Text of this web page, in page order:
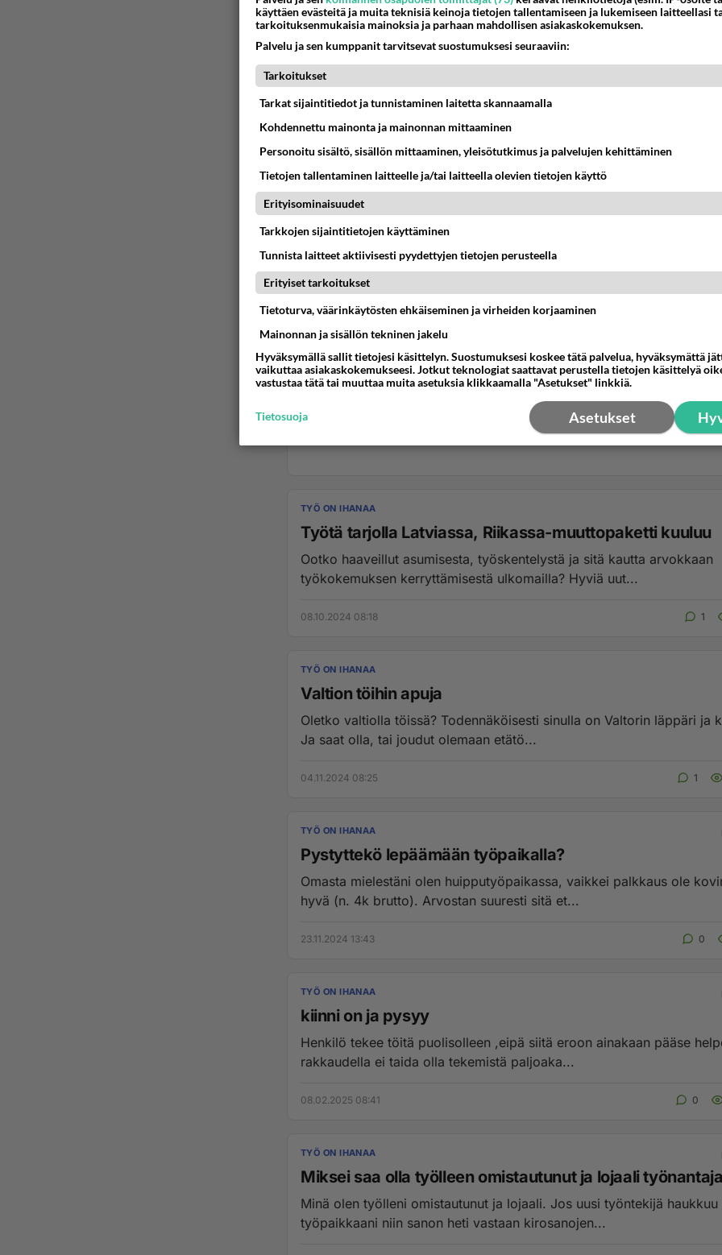
TYÖ ON IHANAA
Työpaikassa arvostetaan
Olin vuosia töissä, jossa ei arvostettu ollenkaan osaamista, ja
henkilöitä naaman perusteella. Yriti...
09.06.2026 03:01
TYÖ ON IHANAA
Työtä tarjolla Latviassa, Riikassa-muuttopaketti kuuluu
Ootko haaveillut asumisesta, työskentelystä ja sitä kautta arvokkaan
työkokemuksen kerryttämisestä ulkomailla? Hyviä uut...
08.10.2024 08:18 1
TYÖ ON IHANAA
Valtion töihin apuja
Oletko valtiolla töissä? Todennäköisesti sinulla on Valtorin läppäri ja
Ja saat olla, tai joudut olemaan etätö...
04.11.2024 08:25 1
TYÖ ON IHANAA
Pystyttekö lepäämään työpaikalla?
Omasta mielestäni olen huipputyöpaikassa, vaikkei palkkaus ole
hyvä (n. 4k brutto). Arvostan suuresti sitä et...
23.11.2024 13:43 0
TYÖ ON IHANAA
kiinni on ja pysyy
Henkilö tekee töitä puolisolleen ,eipä siitä eroon ainakaan pääse
rakkaudella ei taida olla tekemistä paljoaka...
08.02.2025 08:41 0
TYÖ ON IHANAA
Miksei saa olla työlleen omistautunut ja lojaali
Minä olen työlleni omistautunut ja lojaali. Jos uusi työntekijä haukkuu
työpaikkaani niin sanon heti vastaan kirosanojen...
käyttäen evästeitä ja muita teknisiä keinoja tietojen tallentamiseen ja lukemiseen laitteellasi
tarkoituksenmukaisia mainoksia ja parhaan mahdollisen asiakaskokemuksen.
Palvelu ja sen kumppanit tarvitsevat suostumuksesi seuraaviin:
Tarkoitukset
Tarkat sijaintitiedot ja tunnistaminen laitetta skannaamalla
Kohdennettu mainonta ja mainonnan mittaaminen
Personoitu sisältö, sisällön mittaaminen, yleisötutkimus ja palvelujen kehittäminen
Tietojen tallentaminen laitteelle ja/tai laitteella olevien tietojen käyttö
Erityisominaisuudet
Tarkkojen sijaintitietojen käyttäminen
Tunnista laitteet aktiivisesti pyydettyjen tietojen perusteella
Erityiset tarkoitukset
Tietoturva, väärinkäytösten ehkäiseminen ja virheiden korjaaminen
Mainonnan ja sisällön tekninen jakelu
Hyväksymällä sallit tietojesi käsittelyn. Suostumuksesi koskee tätä palvelua, hyväksymättä
vaikuttaa asiakaskokemukseesi. Jotkut teknologiat saattavat perustella tietojen käsittelyä
vastustaa tätä tai muuttaa muita asetuksia klikkaamalla "Asetukset" linkkiä.
Asetukset
Tietosuoja